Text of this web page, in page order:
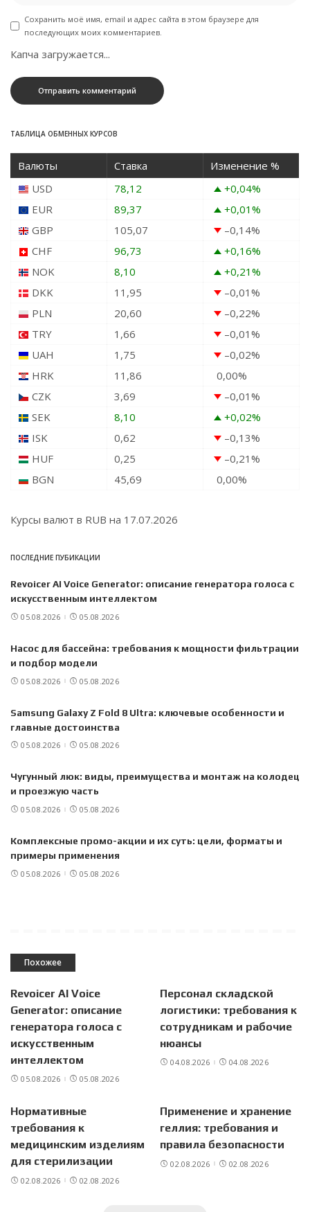
Сохранить моё имя, email и адрес сайта в этом браузере для
последующих моих комментариев.
Капча загружается...
ТАБЛИЦА ОБМЕННЫХ КУРСОВ
Валюты Ставка
Изменение %
USD
78,12 +0,04%
EUR
89,37 +0,01%
GBP
105,07 –0,14%
CHF
96,73 +0,16%
NOK
8,10 +0,21%
DKK
11,95 –0,01%
PLN
20,60 –0,22%
TRY
1,66 –0,01%
UAH
1,75 –0,02%
HRK
11,86 0,00%
CZK
3,69 –0,01%
SEK
8,10 +0,02%
ISK
0,62 –0,13%
HUF
0,25 –0,21%
BGN
45,69 0,00%
Курсы валют в RUB на 17.07.2026
ПОСЛЕДНИЕ ПУБИКАЦИИ
Revoicer AI Voice Generator: описание генератора голоса с
искусственным интеллектом
05.08.2026 05.08.2026
Насос для бассейна: требования к мощности фильтрации
и подбор модели
05.08.2026 05.08.2026
Samsung Galaxy Z Fold 8 Ultra: ключевые особенности и
главные достоинства
05.08.2026 05.08.2026
Чугунный люк: виды, преимущества и монтаж на колодец
и проезжую часть
05.08.2026 05.08.2026
Комплексные промо-акции и их суть: цели, форматы и
примеры применения
05.08.2026 05.08.2026
Похожее
Revoicer AI Voice
Generator: описание
генератора голоса с
искусственным
интеллектом
05.08.2026 05.08.2026
Персонал складской
логистики: требования к
сотрудникам и рабочие
нюансы
04.08.2026 04.08.2026
Нормативные
требования к
медицинским изделиям
для стерилизации
02.08.2026 02.08.2026
Применение и хранение
геллия: требования и
правила безопасности
02.08.2026 02.08.2026